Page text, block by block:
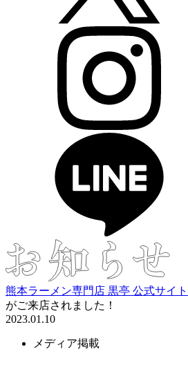
熊本ラーメン専門店 黒亭 公式サイト
がご来店されました！
2023.01.10
メディア掲載